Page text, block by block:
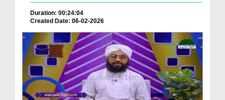
Duration: 00:24:04
Created Date: 06-02-2026